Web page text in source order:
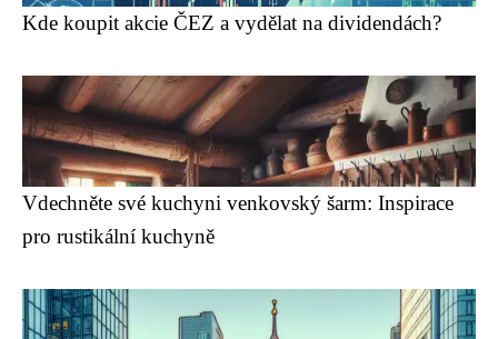
Kde koupit akcie ČEZ a vydělat na dividendách?
Vdechněte své kuchyni venkovský šarm: Inspirace
pro rustikální kuchyně